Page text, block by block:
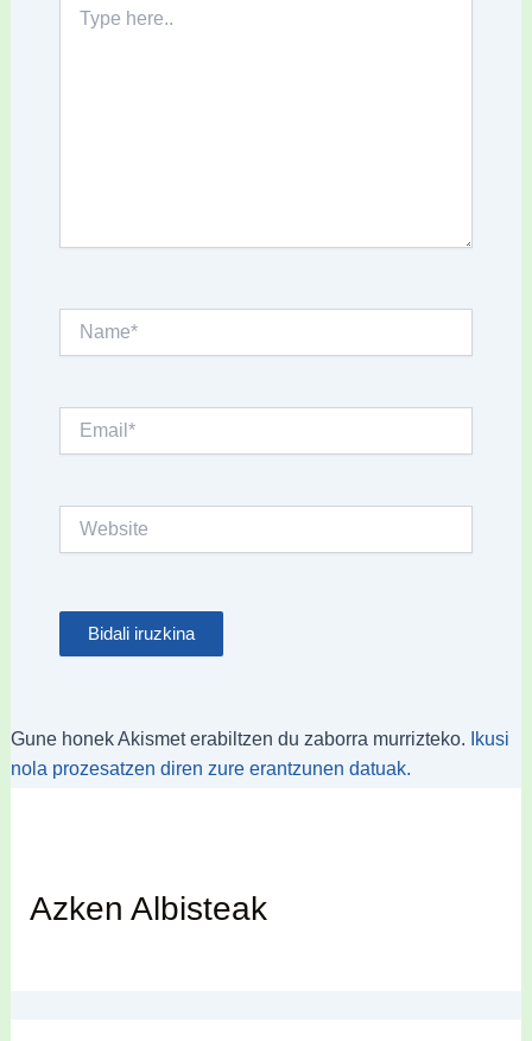
here..
Name*
Gune honek Akismet erabiltzen du zaborra murrizteko.
Ikusi
nola prozesatzen diren zure erantzunen datuak.
Azken Albisteak